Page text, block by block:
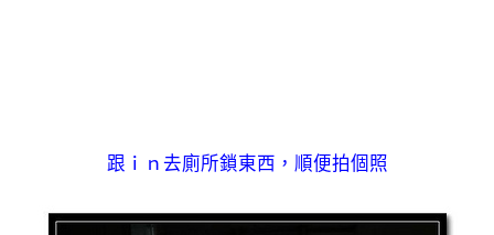
跟ｉｎ去廁所鎖東西，順便拍個照